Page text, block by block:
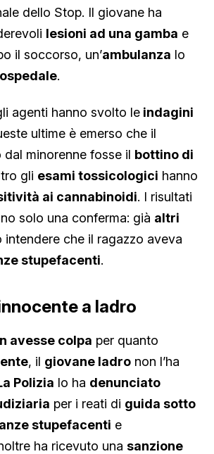
dello Stop. Il giovane ha
lesioni ad una gamba e
il soccorso, un’ambulanza lo
ospedale.
agenti hanno svolto le indagini
ultime è emerso che il
dal minorenne fosse il bottino di
gli esami tossicologici hanno
ai cannabinoidi. I risultati
solo una conferma: già altri
intendere che il ragazzo aveva
stupefacenti.
a ladro
avesse colpa per quanto
, il giovane ladro non l’ha
Polizia lo ha denunciato
per i reati di guida sotto
stupefacenti e
ha ricevuto una sanzione